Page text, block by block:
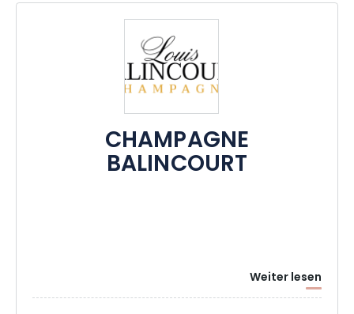
CHAMPAGNE
BALINCOURT
Weiter lesen